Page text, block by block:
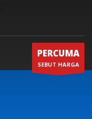
PERCUMA
SEBUT HARGA